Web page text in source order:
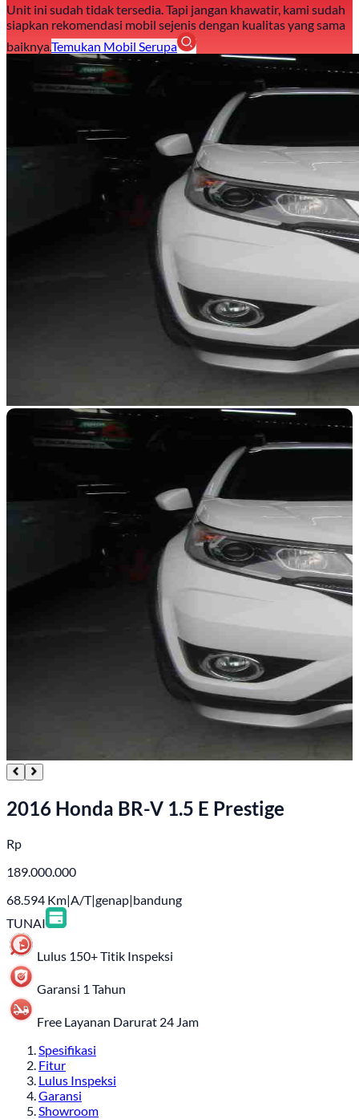
Unit ini sudah tidak tersedia. Tapi jangan khawatir, kami sudah
siapkan rekomendasi mobil sejenis dengan kualitas yang sama
baiknya.Temukan Mobil Serupa
2016 Honda BR-V 1.5 E Prestige
Rp
189.000.000
68.594 Km|A/T|genap|bandung
TUNAI
Lulus 150+ Titik Inspeksi
Garansi 1 Tahun
Free Layanan Darurat 24 Jam
Spesifikasi
Fitur
Lulus Inspeksi
Garansi
Showroom